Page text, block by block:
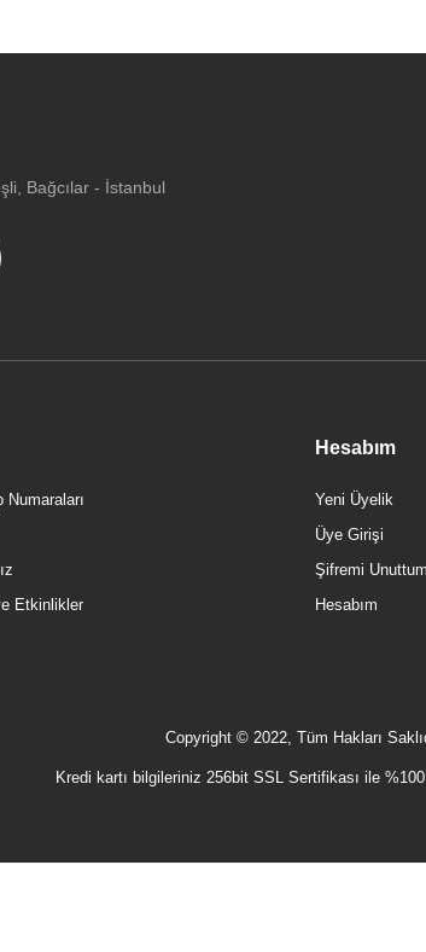
Bağcılar - İstanbul
Numaraları
Etkinlikler
Hesabım
Yeni Üyelik
Üye Girişi
Şifremi Unuttum
Hesabım
Copyright © 2022, Tüm Hakları
Kredi kartı bilgileriniz 256bit SSL Sertifikası ile %100